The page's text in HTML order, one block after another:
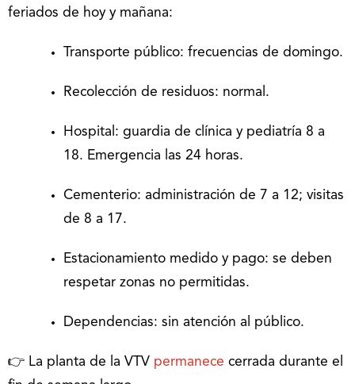
feriados de hoy y mañana:
Transporte público: frecuencias de domingo.
Recolección de residuos: normal.
Hospital: guardia de clínica y pediatría 8 a
18. Emergencia las 24 horas.
Cementerio: administración de 7 a 12; visitas
de 8 a 17.
Estacionamiento medido y pago: se deben
respetar zonas no permitidas.
Dependencias: sin atención al público.
👉 La planta de la VTV permanece cerrada durante el